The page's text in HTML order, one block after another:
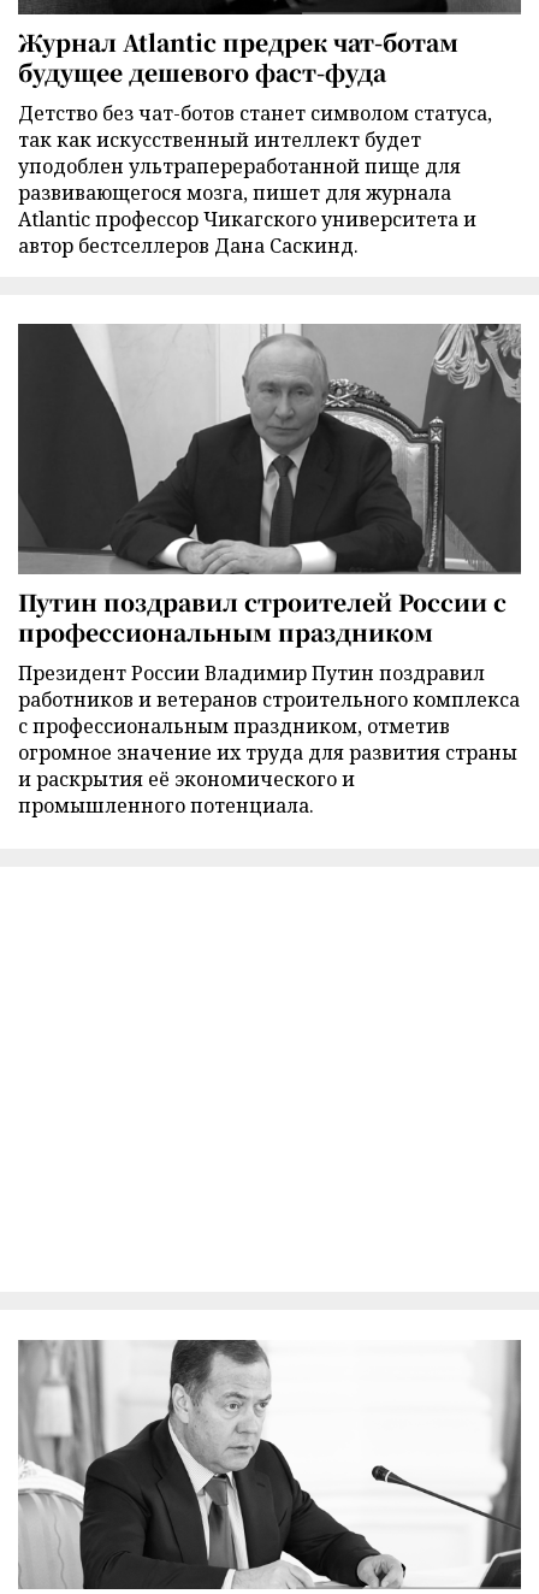
Журнал Atlantic предрек чат-ботам
будущее дешевого фаст-фуда
Детство без чат-ботов станет символом статуса,
так как искусственный интеллект будет
уподоблен ультрапереработанной пище для
развивающегося мозга, пишет для журнала
Atlantic профессор Чикагского университета и
автор бестселлеров Дана Саскинд.
Путин поздравил строителей России с
профессиональным праздником
Президент России Владимир Путин поздравил
работников и ветеранов строительного комплекса
с профессиональным праздником, отметив
огромное значение их труда для развития страны
и раскрытия её экономического и
промышленного потенциала.